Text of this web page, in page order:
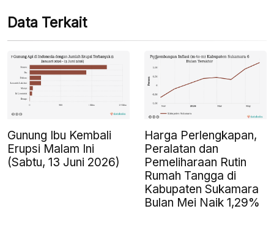
Data Terkait
Gunung Ibu Kembali
Erupsi Malam Ini
(Sabtu, 13 Juni 2026)
Harga Perlengkapan,
Peralatan dan
Pemeliharaan Rutin
Rumah Tangga di
Kabupaten Sukamara
Bulan Mei Naik 1,29%